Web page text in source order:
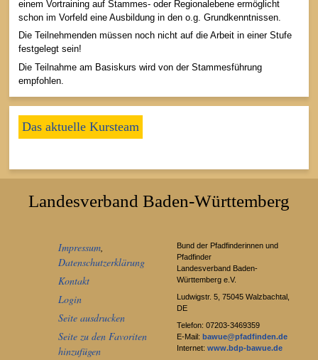
einem Vortraining auf Stammes- oder Regionalebene ermöglicht
schon im Vorfeld eine Ausbildung in den o.g. Grundkenntnissen.
Die Teilnehmenden müssen noch nicht auf die Arbeit in einer Stufe
festgelegt sein!
Die Teilnahme am Basiskurs wird von der Stammesführung
empfohlen.
Das aktuelle Kursteam
Landesverband Baden-Württemberg
Impressum,
Datenschutzerklärung
Kontakt
Login
Seite ausdrucken
Seite zu den Favoriten
hinzufügen
Bund der Pfadfinderinnen und
Pfadfinder
Landesverband Baden-
Württemberg e.V.
Ludwigstr. 5, 75045 Walzbachtal,
DE
Telefon: 07203-3469359
E-Mail: bawue@pfadfinden.de
Internet: www.bdp-bawue.de